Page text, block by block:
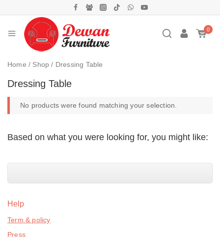
0
Home / Shop / Dressing Table
Dressing Table
No products were found matching your selection.
Based on what you were looking for, you might like:
Help
Term & policy
Press